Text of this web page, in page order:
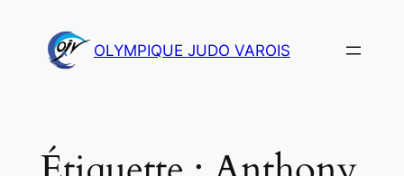
contenu
OLYMPIQUE JUDO VAROIS